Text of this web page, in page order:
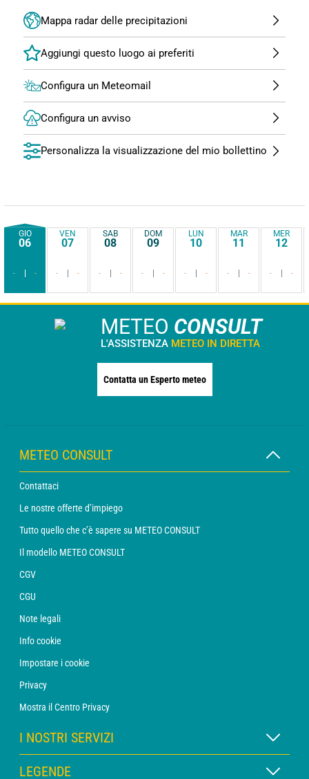
Mappa radar delle precipitazioni
Configura un Meteomail
Configura un avviso
Personalizza la visualizzazione del mio bollettino
GIO
06
- -
VEN
07
- -
SAB
08
- -
DOM
09
- -
LUN
10
- -
MAR
11
- -
MER
12
- -
METEO CONSULT
L'ASSISTENZA METEO IN DIRETTA
Contatta un Esperto meteo
METEO CONSULT
Contattaci
Le nostre offerte d’impiego
Tutto quello che c’è sapere su METEO CONSULT
Il modello METEO CONSULT
CGV
CGU
Note legali
Info cookie
Impostare i cookie
Privacy
Mostra il Centro Privacy
I NOSTRI SERVIZI
Abbonamento METEO Xpert
LEGENDE